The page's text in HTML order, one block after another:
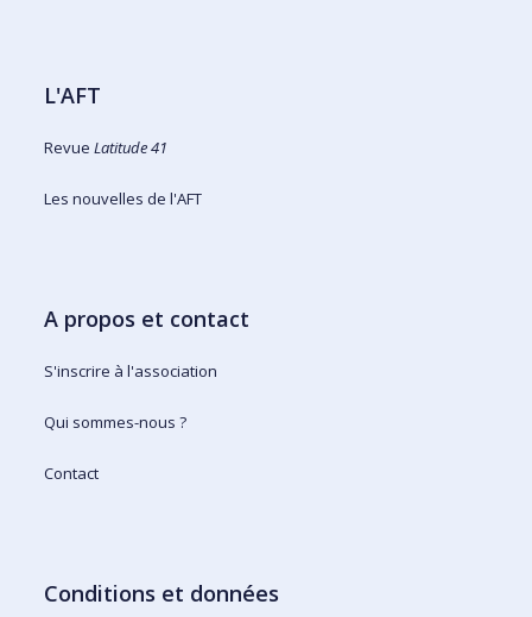
L'AFT
RevueLatitude 41
Les nouvelles de l'AFT
A propos et contact
S'inscrire à l'association
Qui sommes-nous ?
Contact
Conditions et données